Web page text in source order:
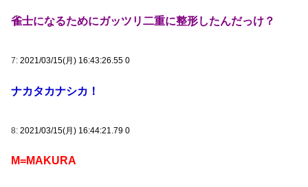
雀士になるためにガッツリ二重に整形したんだっけ？
7: 2021/03/15(月) 16:43:26.55 0
ナカタカナシカ！
8: 2021/03/15(月) 16:44:21.79 0
M=MAKURA